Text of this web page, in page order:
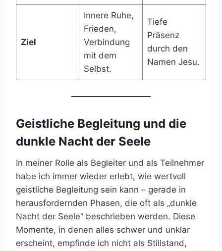
Ziel
Innere Ruhe,
Frieden,
Verbindung
mit dem
Selbst.
Tiefe
Präsenz
durch den
Namen Jesu.
Geistliche Begleitung und die
dunkle Nacht der Seele
In meiner Rolle als Begleiter und als Teilnehmer
habe ich immer wieder erlebt, wie wertvoll
geistliche Begleitung sein kann – gerade in
herausfordernden Phasen, die oft als „dunkle
Nacht der Seele“ beschrieben werden. Diese
Momente, in denen alles schwer und unklar
erscheint, empfinde ich nicht als Stillstand,